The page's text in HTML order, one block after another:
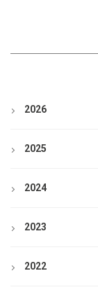
2026
2025
2024
2023
2022